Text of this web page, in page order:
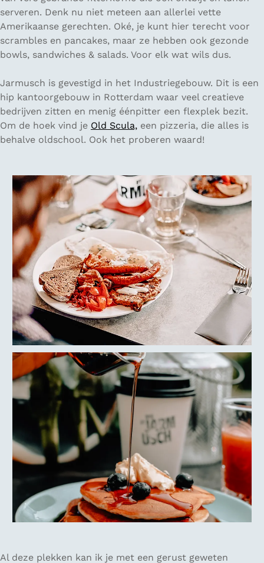
serveren. Denk nu niet meteen aan allerlei vette
Amerikaanse gerechten. Oké, je kunt hier terecht voor
scrambles en pancakes, maar ze hebben ook gezonde
bowls, sandwiches & salads. Voor elk wat wils dus.
Jarmusch is gevestigd in het Industriegebouw. Dit is een
hip kantoorgebouw in Rotterdam waar veel creatieve
bedrijven zitten en menig éénpitter een flexplek bezit.
Om de hoek vind je Old Scula, een pizzeria, die alles is
behalve oldschool. Ook het proberen waard!
Al deze plekken kan ik je met een gerust geweten